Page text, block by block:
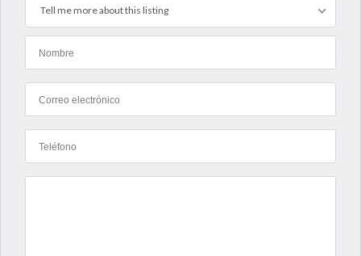
Tell me more about this listing